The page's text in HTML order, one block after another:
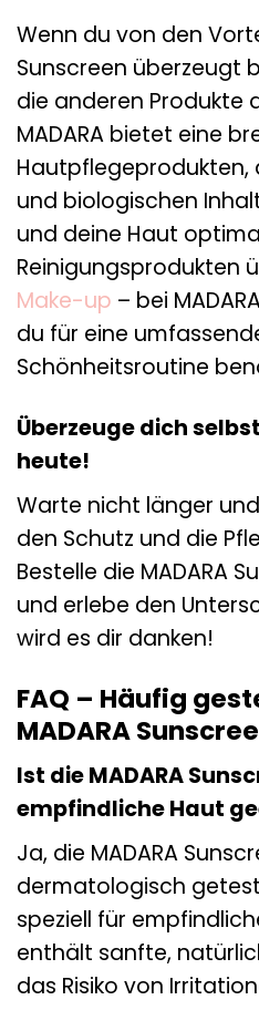
Wenn du von den
Sunscreen überzeugt
die anderen Produkte
MADARA bietet eine
Hautpflegeprodukten,
und biologischen
und deine Haut
Reinigungsprodukten
Make-up – bei
du für eine
Schönheitsroutine
Überzeuge dich
heute!
Warte nicht länger
den Schutz und die
Bestelle die MADARA
und erlebe den
wird es dir danken!
FAQ – Häufig
MADARA
Ist die MADARA
empfindliche Haut
Ja, die MADARA
dermatologisch
speziell für
enthält sanfte,
das Risiko von